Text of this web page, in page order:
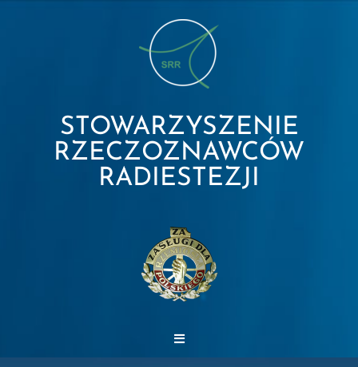
STOWARZYSZENIE
RZECZOZNAWCÓW
RADIESTEZJI